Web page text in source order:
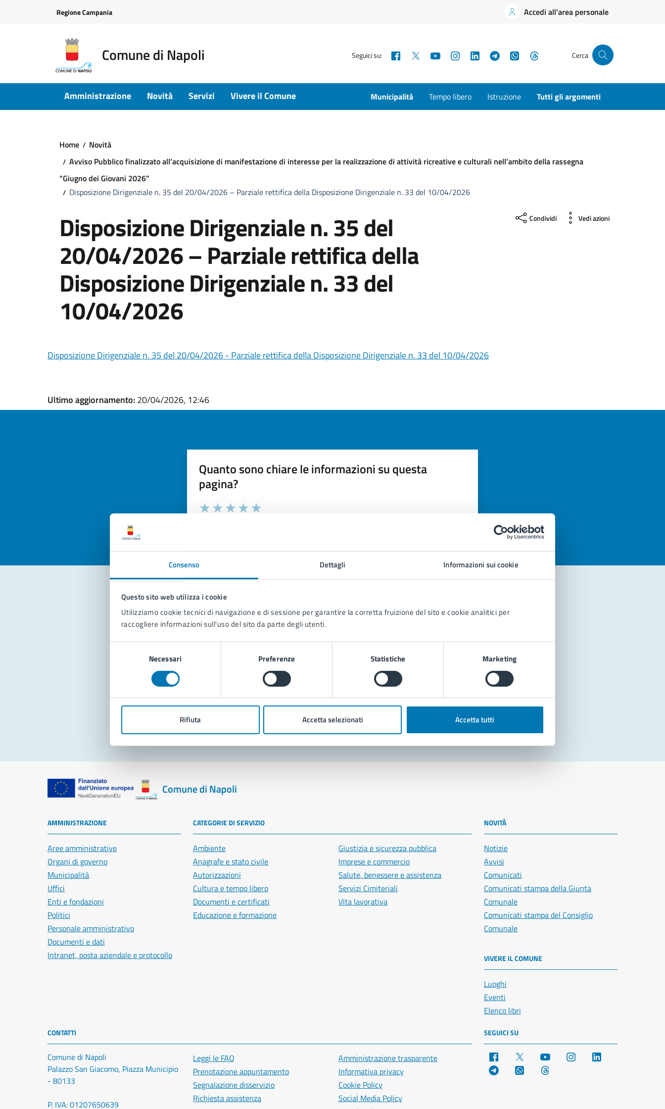
Consenso Dettagli Informazioni sui cookie
Questo sito web utilizza i cookie
Utilizziamo cookie tecnici di navigazione e di sessione per garantire la corretta fruizione del sito e cookie analitici per
raccogliere informazioni sull'uso del sito da parte degli utenti.
Necessari Preferenze Statistiche Marketing
Rifiuta Accetta selezionati Accetta tutti
Regione Campania Accedi all'area personale
Comune di Napoli Seguici su: Facebook YouTubeInstagramLinkedInTelegramWhatsApp Cerca
Amministrazione Novità Servizi Vivere il Comune Municipalità Tempo libero Istruzione Tutti gli argomenti
Home
Novità
Avviso Pubblico finalizzato all’acquisizione di manifestazione di interesse per la realizzazione di attività ricreative e culturali nell’ambito della rassegna
“Giugno dei Giovani 2026”
Disposizione Dirigenziale n. 35 del 20/04/2026 – Parziale rettifica della Disposizione Dirigenziale n. 33 del 10/04/2026
Disposizione Dirigenziale n. 35 del
20/04/2026 – Parziale rettifica della
Disposizione Dirigenziale n. 33 del
10/04/2026
Condividi Vedi azioni
Disposizione Dirigenziale n. 35 del 20/04/2026 - Parziale rettifica della Disposizione Dirigenziale n. 33 del 10/04/2026
Ultimo aggiornamento:20/04/2026, 12:46
Quanto sono chiare le informazioni su questa
pagina?
Valuta la chiarezza delle informazioni (da 1 a 5 stelle)
Seleziona il numero di stelle per valutare la chiarezza delle informazioni
Contatta il comune
Leggi le domande frequenti
Prenota appuntamento
Problemi in città
Comune di Napoli
AMMINISTRAZIONE
Aree amministrative
Organi di governo
Municipalità
Uffici
Enti e fondazioni
Politici
Personale amministrativo
Documenti e dati
Intranet, posta aziendale e protocollo
CATEGORIE DI SERVIZIO
Ambiente
Anagrafe e stato civile
Autorizzazioni
Cultura e tempo libero
Documenti e certificati
Educazione e formazione
Giustizia e sicurezza pubblica
Imprese e commercio
Salute, benessere e assistenza
Servizi Cimiteriali
Vita lavorativa
NOVITÀ
Notizie
Avvisi
Comunicati
Comunicati stampa della Giunta
Comunale
Comunicati stampa del Consiglio
Comunale
VIVERE IL COMUNE
Luoghi
Eventi
Elenco libri
CONTATTI
Comune di Napoli
Palazzo San Giacomo, Piazza Municipio
- 80133
P. IVA: 01207650639
Leggi le FAQ
Prenotazione appuntamento
Segnalazione disservizio
Richiesta assistenza
Amministrazione trasparente
Informativa privacy
Cookie Policy
Social Media Policy
SEGUICI SU
Facebook YouTube Instagram
Telegram WhatsApp